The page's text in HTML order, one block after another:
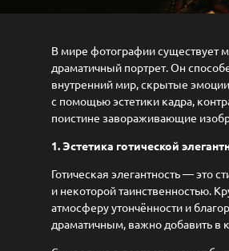
В мире фотографии существует
драматичный портрет. Он
внутренний мир, скрытые
с помощью эстетики кадра,
поистине завораживающие
1. Эстетика готической
Готическая элегантность — это
и некоторой таинственностью.
атмосферу утончённости и
драматичным, важно добавить в